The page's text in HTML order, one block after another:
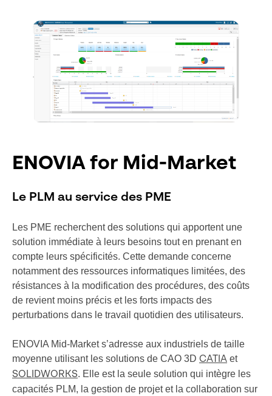
ENOVIA for Mid-Market
Le PLM au service des PME
Les PME recherchent des solutions qui apportent une
solution immédiate à leurs besoins tout en prenant en
compte leurs spécificités. Cette demande concerne
notamment des ressources informatiques limitées, des
résistances à la modification des procédures, des coûts
de revient moins précis et les forts impacts des
perturbations dans le travail quotidien des utilisateurs.
ENOVIA Mid-Market s’adresse aux industriels de taille
moyenne utilisant les solutions de CAO 3D CATIA et
SOLIDWORKS. Elle est la seule solution qui intègre les
capacités PLM, la gestion de projet et la collaboration sur